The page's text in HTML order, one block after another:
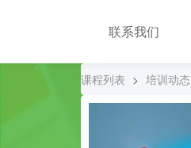
联系我们
课程列表 > 培训动态